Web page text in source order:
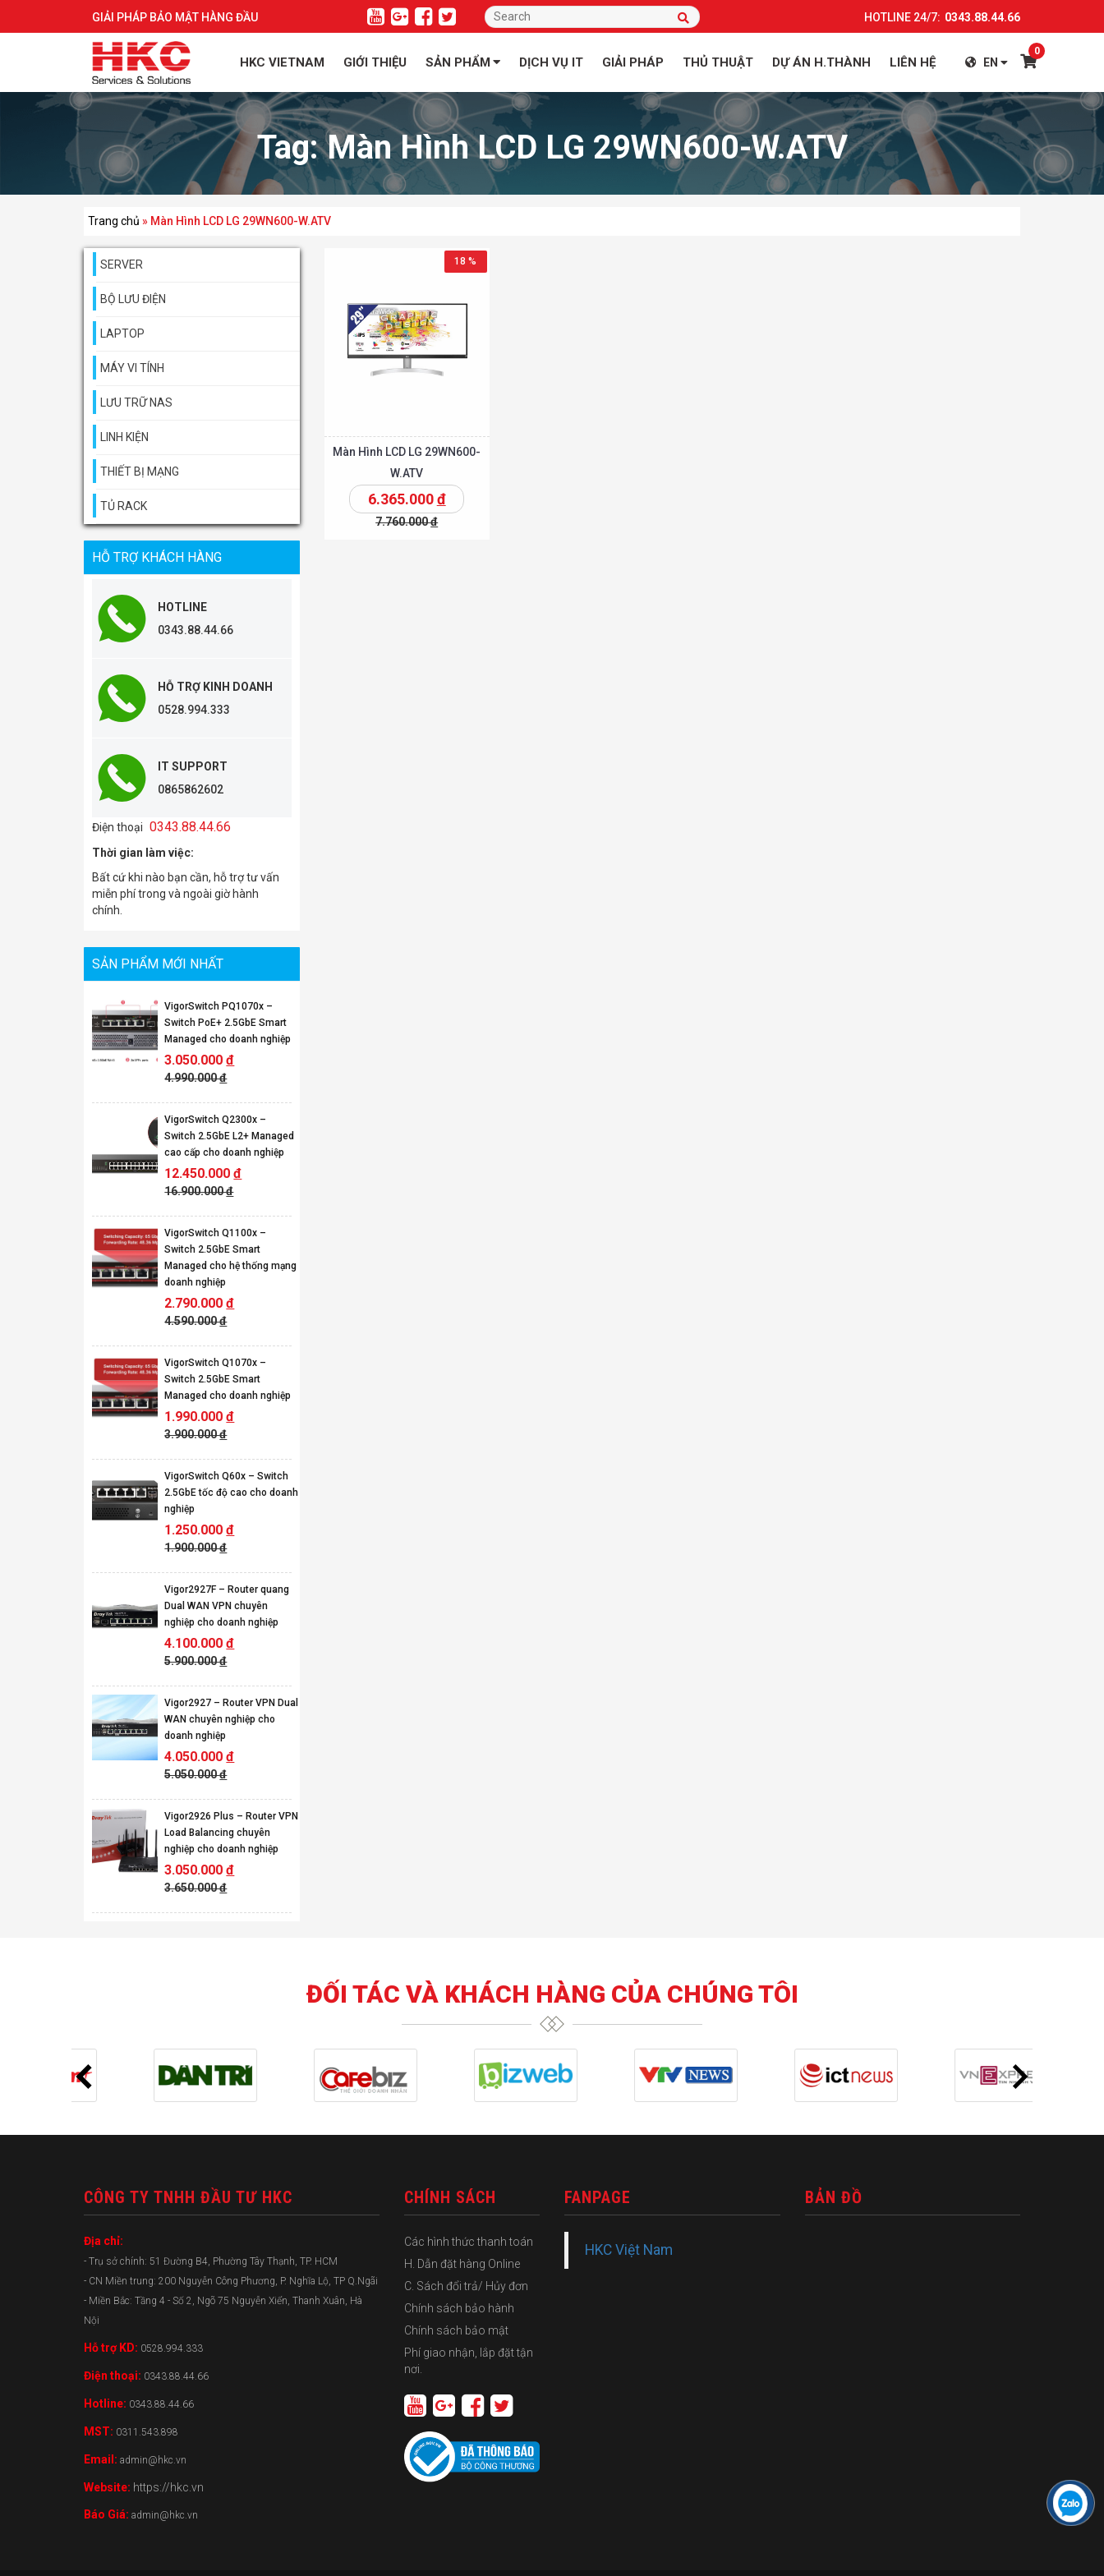
GIẢI PHÁP BẢO MẬT HÀNG ĐẦU HOTLINE 24/7: 0343.88.44.66
HKC VIETNAM GIỚI THIỆU SẢN PHẨM DỊCH VỤ IT GIẢI PHÁP THỦ THUẬT DỰ ÁN H.THÀNH LIÊN HỆ EN
0
Tag:Màn Hình LCD LG 29WN600-W.ATV
Trang chủ » Màn Hình LCD LG 29WN600-W.ATV
SERVER
BỘ LƯU ĐIỆN
LAPTOP
MÁY VI TÍNH
LƯU TRỮ NAS
LINH KIỆN
THIẾT BỊ MẠNG
TỦ RACK
HỖ TRỢ KHÁCH HÀNG
HOTLINE
0343.88.44.66
HỖ TRỢ KINH DOANH
0528.994.333
IT SUPPORT
0865862602
Điện thoại 0343.88.44.66
Thời gian làm việc:
Bất cứ khi nào bạn cần, hỗ trợ tư vấn
miễn phí trong và ngoài giờ hành
chính.
SẢN PHẨM MỚI NHẤT
VigorSwitch PQ1070x –
Switch PoE+ 2.5GbE Smart
Managed cho doanh nghiệp
3.050.000đ
4.990.000đ
VigorSwitch Q2300x –
Switch 2.5GbE L2+ Managed
cao cấp cho doanh nghiệp
12.450.000đ
16.900.000đ
VigorSwitch Q1100x –
Switch 2.5GbE Smart
Managed cho hệ thống mạng
doanh nghiệp
2.790.000đ
4.590.000đ
VigorSwitch Q1070x –
Switch 2.5GbE Smart
Managed cho doanh nghiệp
1.990.000đ
3.900.000đ
VigorSwitch Q60x – Switch
2.5GbE tốc độ cao cho doanh
nghiệp
1.250.000đ
1.900.000đ
Vigor2927F – Router quang
Dual WAN VPN chuyên
nghiệp cho doanh nghiệp
4.100.000đ
5.900.000đ
Vigor2927 – Router VPN Dual
WAN chuyên nghiệp cho
doanh nghiệp
4.050.000đ
5.050.000đ
Vigor2926 Plus – Router VPN
Load Balancing chuyên
nghiệp cho doanh nghiệp
3.050.000đ
3.650.000đ
18 %
Thêm vào giỏ
Màn Hình LCD LG 29WN600-
W.ATV
6.365.000đ
7.760.000đ
ĐỐI TÁC VÀ KHÁCH HÀNG CỦA CHÚNG TÔI
CÔNG TY TNHH ĐẦU TƯ HKC
Địa chỉ:
- Trụ sở chính: 51 Đường B4, Phường Tây Thạnh, TP. HCM
- CN Miền trung: 200 Nguyễn Công Phương, P. Nghĩa Lộ, TP Q.Ngãi
- Miền Bắc: Tầng 4 - Số 2, Ngõ 75 Nguyễn Xiển, Thanh Xuân, Hà
Nội
Hỗ trợ KD: 0528.994.333
Điện thoại: 0343.88.44.66
Hotline: 0343.88.44.66
MST: 0311.543.898
Email: admin@hkc.vn
Website: https://hkc.vn
Báo Giá: admin@hkc.vn
CHÍNH SÁCH
Các hình thức thanh toán
H. Dẫn đặt hàng Online
C. Sách đổi trả/ Hủy đơn
Chính sách bảo hành
Chính sách bảo mật
Phí giao nhận, lắp đặt tận
nơi.
FANPAGE
HKC Việt Nam
BẢN ĐỒ